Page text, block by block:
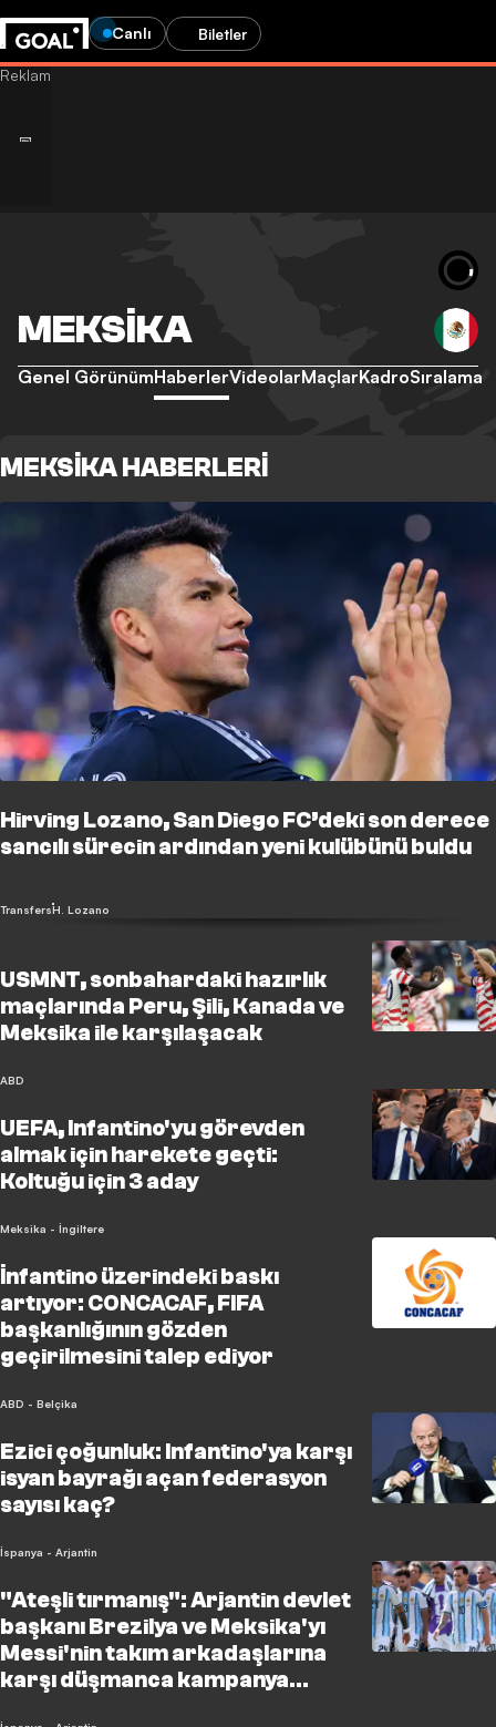
Canlı Biletler
MEKSIKA
Genel GörünümHaberlerVideolarMaçlarKadroSıralama
MEKSIKA HABERLERI
Hirving Lozano, San Diego FC’deki son derece
sancılı sürecin ardından yeni kulübünü buldu
TransfersH. Lozano
USMNT, sonbahardaki hazırlık
maçlarında Peru, Şili, Kanada ve
Meksika ile karşılaşacak
ABD
UEFA, Infantino'yu görevden
almak için harekete geçti:
Koltuğu için 3 aday
Meksika - İngiltere
İnfantino üzerindeki baskı
artıyor: CONCACAF, FIFA
başkanlığının gözden
geçirilmesini talep ediyor
ABD - Belçika
Ezici çoğunluk: Infantino'ya karşı
isyan bayrağı açan federasyon
sayısı kaç?
İspanya - Arjantin
"Ateşli tırmanış": Arjantin devlet
başkanı Brezilya ve Meksika'yı
Messi'nin takım arkadaşlarına
karşı düşmanca kampanya